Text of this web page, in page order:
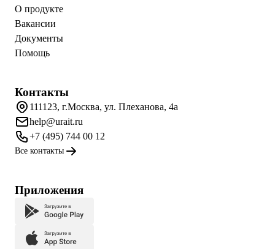
О продукте
Вакансии
Документы
Помощь
Контакты
111123, г.Москва, ул. Плеханова, 4а
help@urait.ru
+7 (495) 744 00 12
Все контакты
Приложения